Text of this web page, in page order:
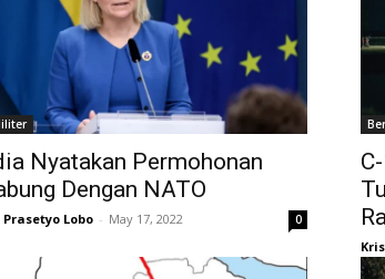
Nyatakan Permohonan
Dengan NATO
Lobo - May 17, 2022 0